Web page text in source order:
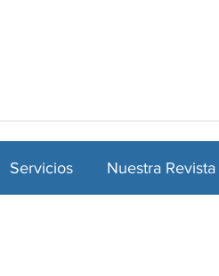
Servicios Nuestra Revista